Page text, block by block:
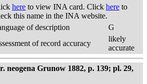
here to view INA card. Click here to
this name in the INA website.
of description
G
of record accuracy
likely
accurate
neogena Grunow 1882, p. 139; pl. 29,